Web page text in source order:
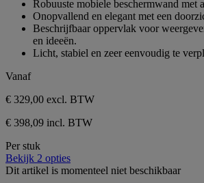
sterren.
Robuuste mobiele beschermwand met
Onopvallend en elegant met een
Beschrijfbaar oppervlak voor
en ideeën.
Licht, stabiel en zeer eenvoudig te
Vanaf
€ 329,00 excl. BTW
€ 398,09 incl. BTW
Per stuk
Bekijk 2 opties
Dit artikel is momenteel niet beschikbaar